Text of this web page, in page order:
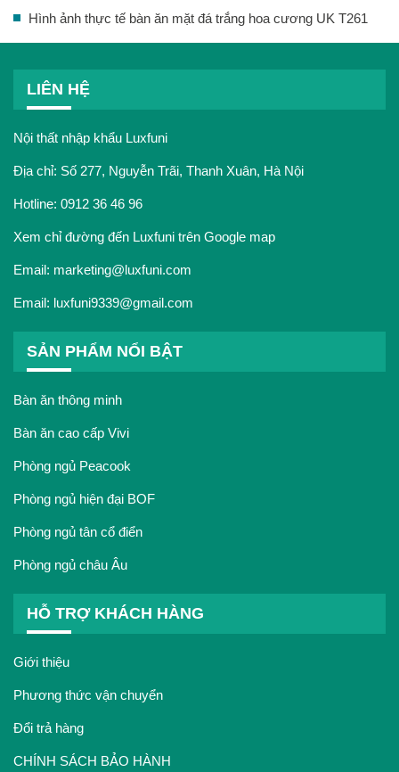
Hình ảnh thực tế bàn ăn mặt đá trắng hoa cương UK T261
LIÊN HỆ
Nội thất nhập khẩu Luxfuni
Địa chỉ: Số 277, Nguyễn Trãi, Thanh Xuân, Hà Nội
Hotline: 0912 36 46 96
Xem chỉ đường đến Luxfuni trên Google map
Email: marketing@luxfuni.com
Email: luxfuni9339@gmail.com
SẢN PHẨM NỔI BẬT
Bàn ăn thông minh
Bàn ăn cao cấp Vivi
Phòng ngủ Peacook
Phòng ngủ hiện đại BOF
Phòng ngủ tân cổ điển
Phòng ngủ châu Âu
HỖ TRỢ KHÁCH HÀNG
Giới thiệu
Phương thức vận chuyển
Đổi trả hàng
CHÍNH SÁCH BẢO HÀNH